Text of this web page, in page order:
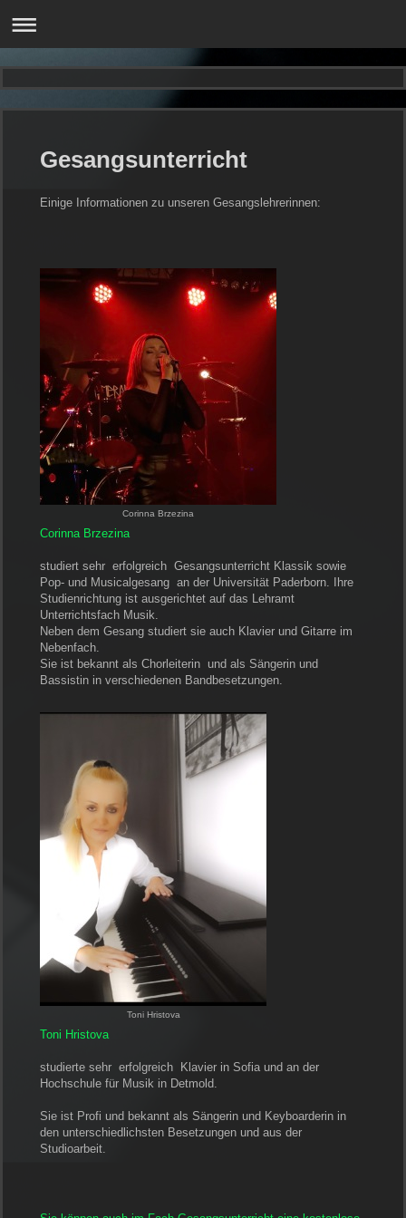
Gesangsunterricht
Einige Informationen zu unseren Gesangslehrerinnen:
Corinna Brzezina
Corinna Brzezina
studiert sehr erfolgreich Gesangsunterricht Klassik sowie
Pop- und Musicalgesang an der Universität Paderborn. Ihre
Studienrichtung ist ausgerichtet auf das Lehramt
Unterrichtsfach Musik.
Neben dem Gesang studiert sie auch Klavier und Gitarre im
Nebenfach.
Sie ist bekannt als Chorleiterin und als Sängerin und
Bassistin in verschiedenen Bandbesetzungen.
Toni Hristova
Toni Hristova
studierte sehr erfolgreich Klavier in Sofia und an der
Hochschule für Musik in Detmold.
Sie ist Profi und bekannt als Sängerin und Keyboarderin in
den unterschiedlichsten Besetzungen und aus der
Studioarbeit.